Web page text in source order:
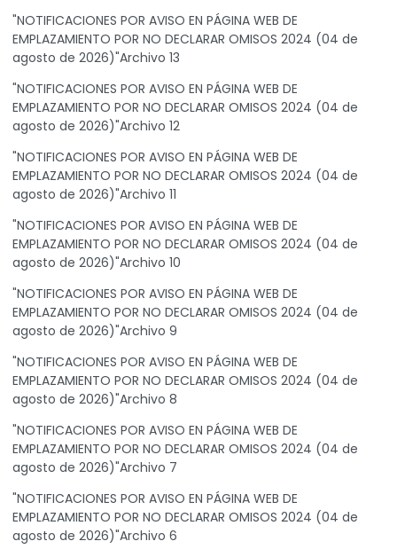
"NOTIFICACIONES POR AVISO EN PÁGINA WEB DE
EMPLAZAMIENTO POR NO DECLARAR OMISOS 2024 (04 de
agosto de 2026)"Archivo 13
"NOTIFICACIONES POR AVISO EN PÁGINA WEB DE
EMPLAZAMIENTO POR NO DECLARAR OMISOS 2024 (04 de
agosto de 2026)"Archivo 12
"NOTIFICACIONES POR AVISO EN PÁGINA WEB DE
EMPLAZAMIENTO POR NO DECLARAR OMISOS 2024 (04 de
agosto de 2026)"Archivo 11
"NOTIFICACIONES POR AVISO EN PÁGINA WEB DE
EMPLAZAMIENTO POR NO DECLARAR OMISOS 2024 (04 de
agosto de 2026)"Archivo 10
"NOTIFICACIONES POR AVISO EN PÁGINA WEB DE
EMPLAZAMIENTO POR NO DECLARAR OMISOS 2024 (04 de
agosto de 2026)"Archivo 9
"NOTIFICACIONES POR AVISO EN PÁGINA WEB DE
EMPLAZAMIENTO POR NO DECLARAR OMISOS 2024 (04 de
agosto de 2026)"Archivo 8
"NOTIFICACIONES POR AVISO EN PÁGINA WEB DE
EMPLAZAMIENTO POR NO DECLARAR OMISOS 2024 (04 de
agosto de 2026)"Archivo 7
"NOTIFICACIONES POR AVISO EN PÁGINA WEB DE
EMPLAZAMIENTO POR NO DECLARAR OMISOS 2024 (04 de
agosto de 2026)"Archivo 6